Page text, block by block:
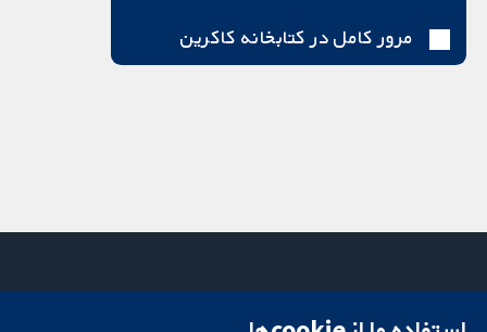
مرور کامل در کتابخانه کاکرین
میدان کاوندیش